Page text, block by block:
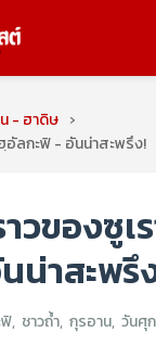
- ฮาดิษ ›
อัลกะฟิ - อันน่าสะพรึง!
วของซูเ
น่าสะพรึ
, ชาวถ้ำ, กุรอาน, วันศุ